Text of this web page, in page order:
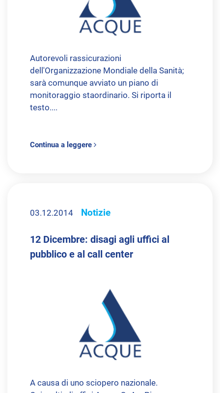
Autorevoli rassicurazioni
dell'Organizzazione Mondiale della Sanità;
sarà comunque avviato un piano di
monitoraggio staordinario. Si riporta il
testo....
Continua a leggere
03.12.2014 Notizie
12 Dicembre: disagi agli uffici al
pubblico e al call center
A causa di uno sciopero nazionale.